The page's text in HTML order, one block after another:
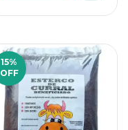
15%
OFF